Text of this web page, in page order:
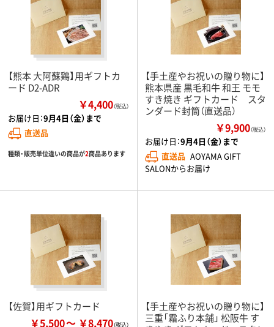
【熊本 大阿蘇鶏】用ギフトカ
ード D2-ADR
￥4,400（税込）
お届け日：9月4日（金）まで
直送品
種類・販売単位違いの商品が2商品あります
【手土産やお祝いの贈り物に】
熊本県産 黒毛和牛 和王 モモ
すき焼き ギフトカード スタ
ンダード封筒（直送品）
￥9,900（税込）
お届け日：9月4日（金）まで
直送品 AOYAMA GIFT
SALONからお届け
【佐賀】用ギフトカード
￥5,500 ￥8,470
【手土産やお祝いの贈り物に】
三重「霜ふり本舗」 松阪牛 す